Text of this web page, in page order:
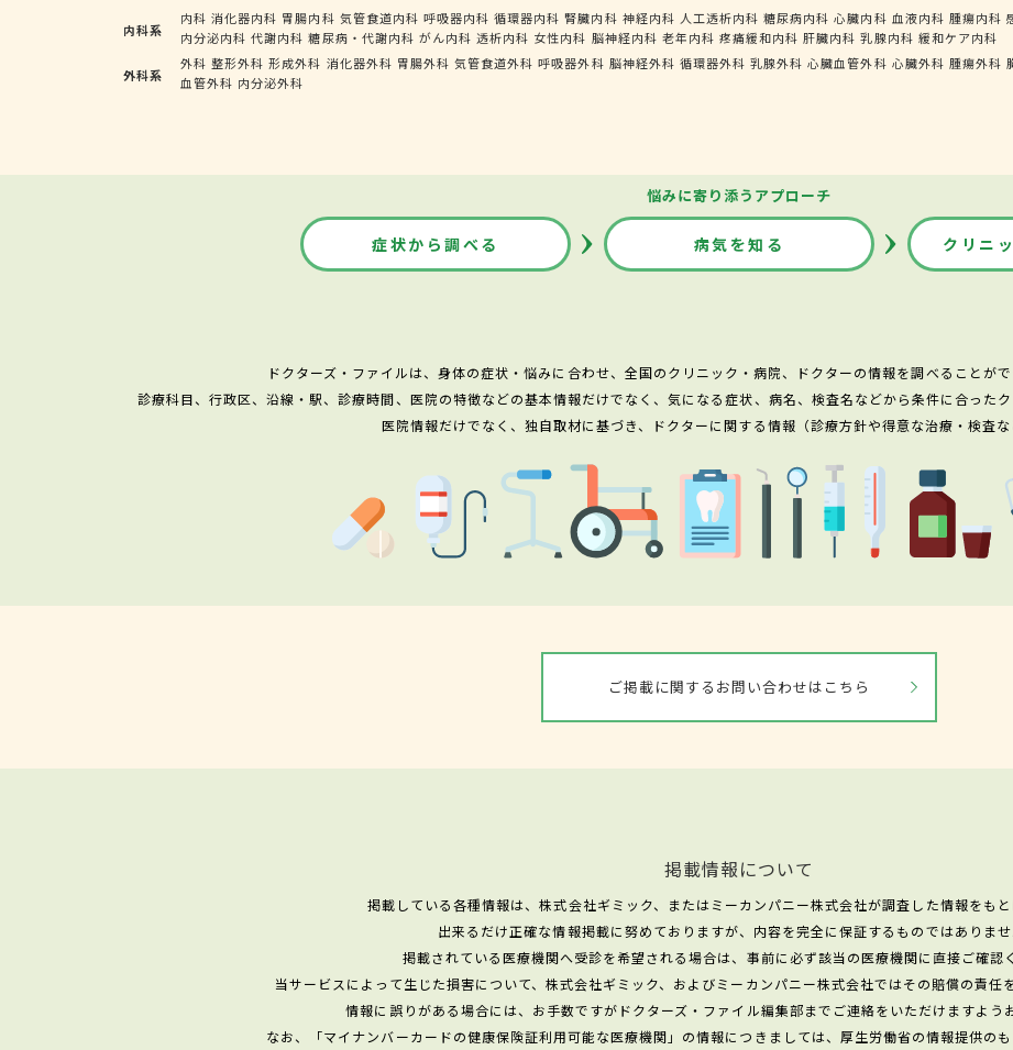
内科系
内科 消化器内科 胃腸内科 気管食道内科 呼吸器内科 循環器内科 腎臓内科 神経内科 人工透析内科 糖尿病内科 心臓内科 血液内科 腫瘍内科
内分泌内科 代謝内科 糖尿病・代謝内科 がん内科 透析内科 女性内科 脳神経内科 老年内科 疼痛緩和内科 肝臓内科 乳腺内科 緩和ケア内科
外科系
外科 整形外科 形成外科 消化器外科 胃腸外科 気管食道外科 呼吸器外科 脳神経外科 循環器外科 乳腺外科 心臓血管外科 心臓外科 腫瘍外科
血管外科 内分泌外科
悩みに寄り添うアプローチ
症状から調べる 病気を知る クリニ
ドクターズ・ファイルは、身体の症状・悩みに合わせ、全国のクリニック・病院、ドクターの情報を調べることがで
診療科目、行政区、沿線・駅、診療時間、医院の特徴などの基本情報だけでなく、気になる症状、病名、検査名などから条件に合った
医院情報だけでなく、独自取材に基づき、ドクターに関する情報（診療方針や得意な治療・検査な
ご掲載に関するお問い合わせはこちら
掲載情報について
掲載している各種情報は、株式会社ギミック、またはミーカンパニー株式会社が調査した情報をもと
出来るだけ正確な情報掲載に努めておりますが、内容を完全に保証するものではありませ
掲載されている医療機関へ受診を希望される場合は、事前に必ず該当の医療機関に直接ご確認
当サービスによって生じた損害について、株式会社ギミック、およびミーカンパニー株式会社ではその賠償の責任
情報に誤りがある場合には、お手数ですがドクターズ・ファイル編集部までご連絡をいただけますよう
なお、「マイナンバーカードの健康保険証利用可能な医療機関」の情報につきましては、厚生労働省の情報提供のも